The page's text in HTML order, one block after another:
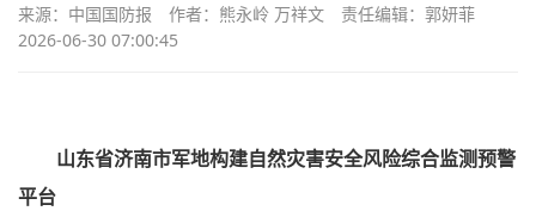
来源：中国国防报 作者：熊永岭 万祥文
责任编辑：郭妍菲
2026-06-30 07:00:45
山东省济南市军地构建自然灾害安全风险综合监测预警
平台